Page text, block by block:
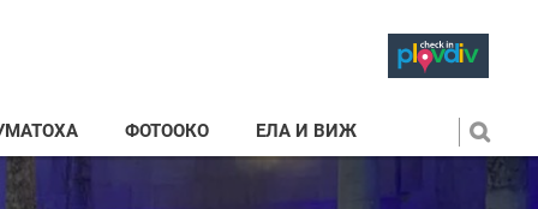
ФОТООКО ЕЛА И ВИЖ